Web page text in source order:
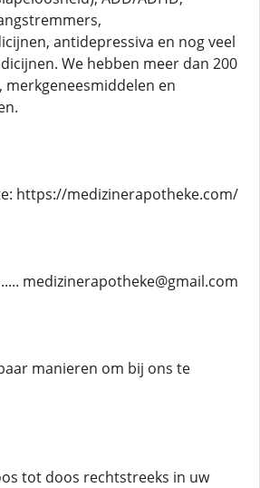
antidepressiva en nog veel
We hebben meer dan 200
en
https://medizinerapotheke.com/
medizinerapotheke@gmail.com
manieren om bij ons te
tot doos rechtstreeks in uw